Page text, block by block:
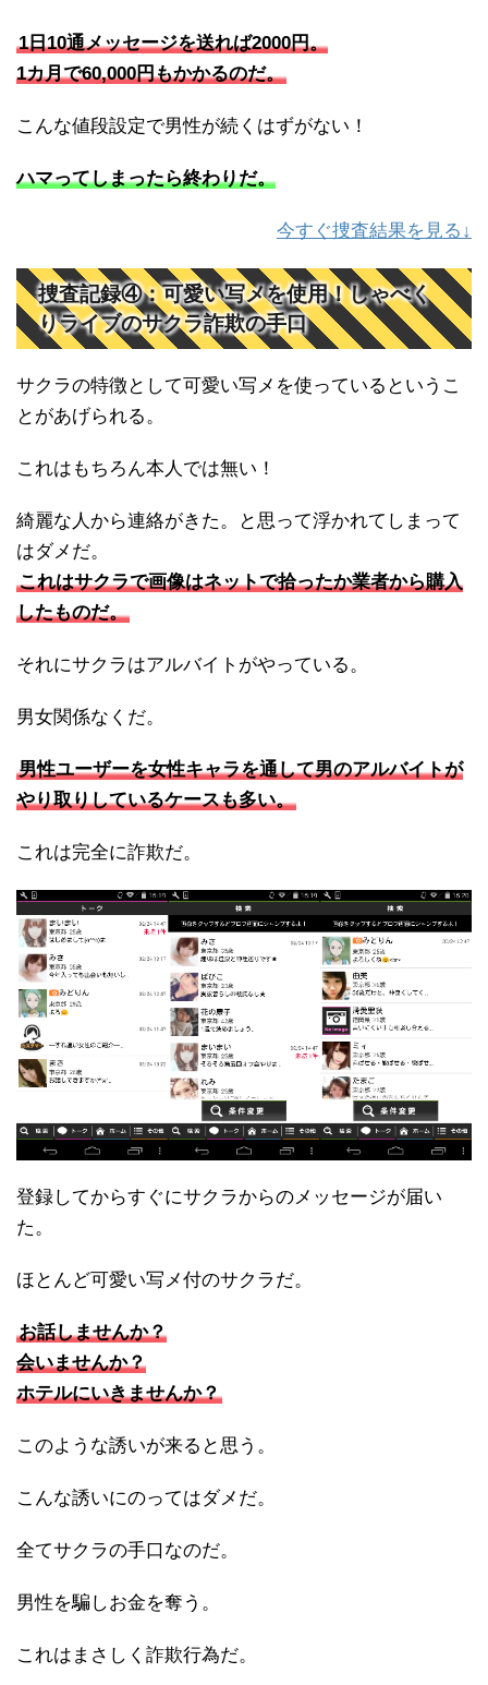
1日10通メッセージを送れば2000円。
1カ月で60,000円もかかるのだ。
こんな値段設定で男性が続くはずがない！
ハマってしまったら終わりだ。
今すぐ捜査結果を見る↓
捜査記録④：可愛い写メを使用！しゃべく
りライブのサクラ詐欺の手口
サクラの特徴として可愛い写メを使っているというこ
とがあげられる。
これはもちろん本人では無い！
綺麗な人から連絡がきた。と思って浮かれてしまって
はダメだ。
これはサクラで画像はネットで拾ったか業者から購入
したものだ。
それにサクラはアルバイトがやっている。
男女関係なくだ。
男性ユーザーを女性キャラを通して男のアルバイトが
やり取りしているケースも多い。
これは完全に詐欺だ。
登録してからすぐにサクラからのメッセージが届い
た。
ほとんど可愛い写メ付のサクラだ。
お話しませんか？
会いませんか？
ホテルにいきませんか？
このような誘いが来ると思う。
こんな誘いにのってはダメだ。
全てサクラの手口なのだ。
男性を騙しお金を奪う。
これはまさしく詐欺行為だ。